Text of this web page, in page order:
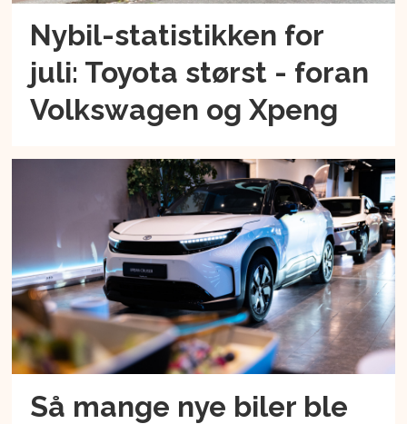
Nybil-statistikken for
juli: Toyota størst - foran
Volkswagen og Xpeng
Så mange nye biler ble